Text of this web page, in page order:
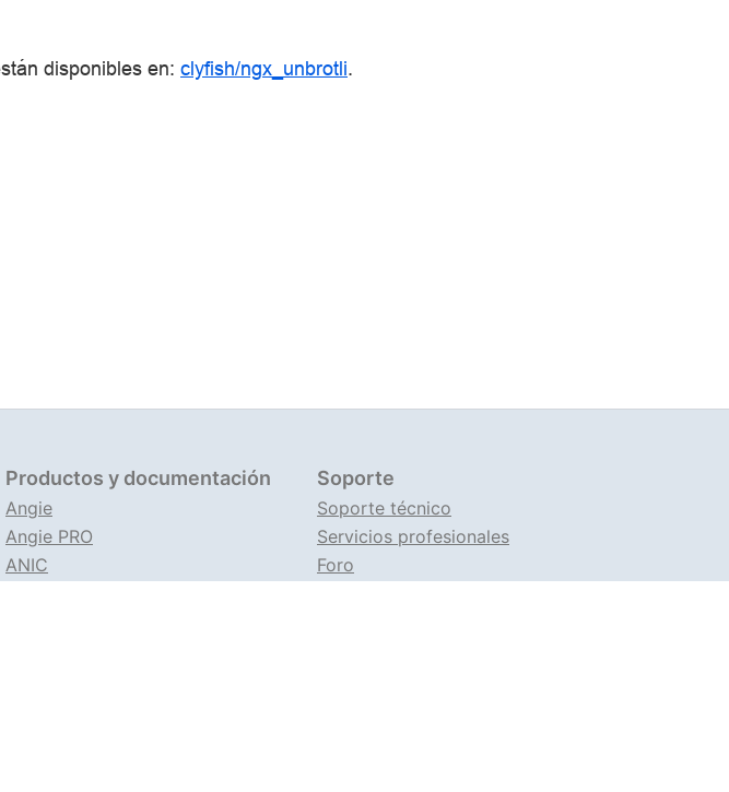
disponibles en: clyfish/ngx_unbrotli.
Productos y documentación
Angie
Angie PRO
ANIC
Soporte
Soporte técnico
Servicios profesionales
Foro